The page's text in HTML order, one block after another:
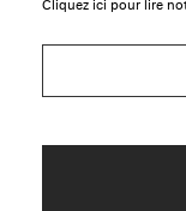
Cliquez ici pour lire